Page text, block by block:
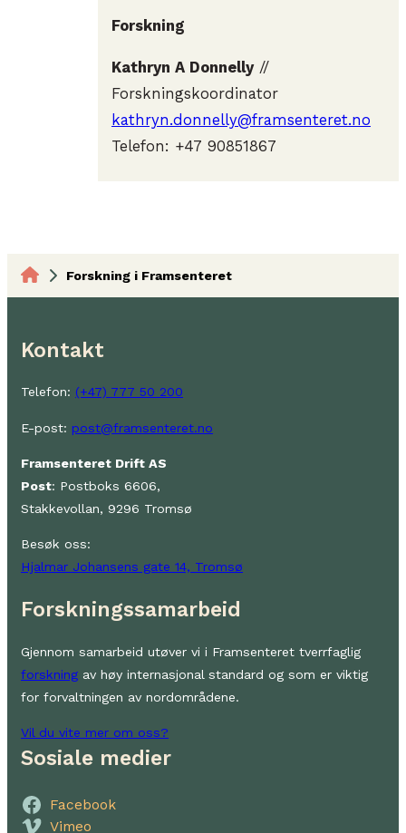
Forskning
Kathryn A Donnelly//
Forskningskoordinator
kathryn.donnelly@framsenteret.no
Telefon: +47 90851867
Forskning i Framsenteret
Kontakt
Telefon: (+47) 777 50 200
E-post: post@framsenteret.no
Framsenteret Drift AS
Post: Postboks 6606,
Stakkevollan, 9296 Tromsø
Besøk oss:
Hjalmar Johansens gate 14, Tromsø
Forskningssamarbeid
Gjennom samarbeid utøver vi i Framsenteret tverrfaglig
forskning av høy internasjonal standard og som er viktig
for forvaltningen av nordområdene.
Vil du vite mer om oss?
Sosiale medier
Facebook
Vimeo